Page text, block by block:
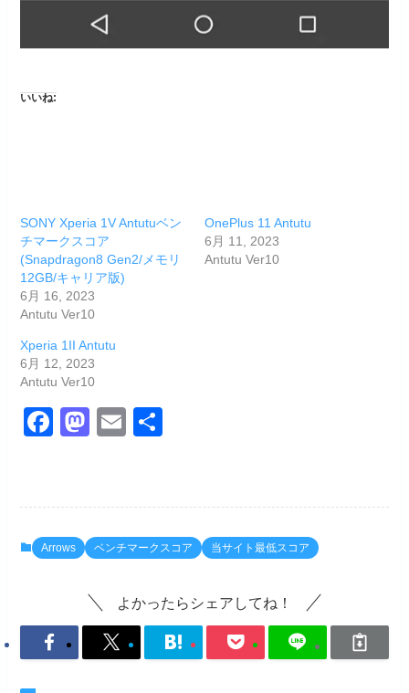
いいね:
SONY Xperia 1V Antutuベン
チマークスコア
(Snapdragon8 Gen2/メモリ
12GB/キャリア版)
6月 16, 2023
Antutu Ver10
OnePlus 11 Antutu
6月 11, 2023
Antutu Ver10
Xperia 1II Antutu
6月 12, 2023
Antutu Ver10
F
e
b
o
k
M
o
d
o
n
E
Arrows ベンチマークスコア 当サイト最低スコア
よかったらシェアしてね！